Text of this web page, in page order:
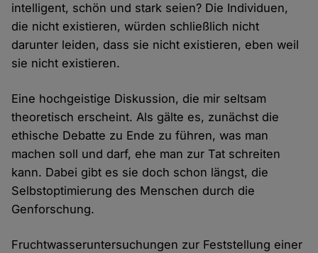
intelligent, schön und stark seien? Die Individuen,
die nicht existieren, würden schließlich nicht
darunter leiden, dass sie nicht existieren, eben weil
sie nicht existieren.
Eine hochgeistige Diskussion, die mir seltsam
theoretisch erscheint. Als gälte es, zunächst die
ethische Debatte zu Ende zu führen, was man
machen soll und darf, ehe man zur Tat schreiten
kann. Dabei gibt es sie doch schon längst, die
Selbstoptimierung des Menschen durch die
Genforschung.
Fruchtwasseruntersuchungen zur Feststellung einer